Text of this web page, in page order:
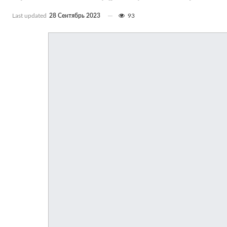
Last updated 28 Сентябрь 2023 93